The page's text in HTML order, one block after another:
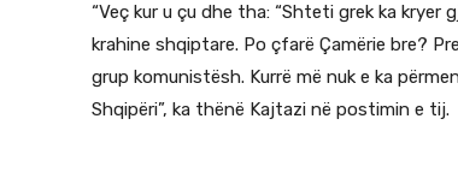
“Veç kur u çu dhe tha: “Shteti grek ka kryer
krahine shqiptare. Po çfarë Çamërie bre?
grup komunistësh. Kurrë më nuk e ka
Shqipëri”, ka thënë Kajtazi në postimin e tij.